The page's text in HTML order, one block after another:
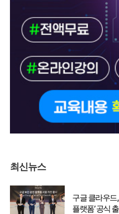
최신뉴스
구글 클라우드
플랫폼’ 공식